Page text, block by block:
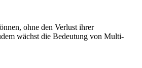
ohne den Verlust ihrer
wächst die Bedeutung von Multi-